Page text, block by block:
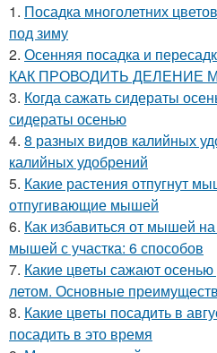
1. Посадка многолетних
под зиму
2. Осенняя посадка и
КАК ПРОВОДИТЬ ДЕЛЕНИЕ
3. Когда сажать сидераты
сидераты осенью
4. 8 разных видов калийных
калийных удобрений
5. Какие растения отпугнут
отпугивающие мышей
6. Как избавиться от мышей
мышей с участка: 6 способов
7. Какие цветы сажают
летом. Основные
8. Какие цветы посадить в
посадить в это время